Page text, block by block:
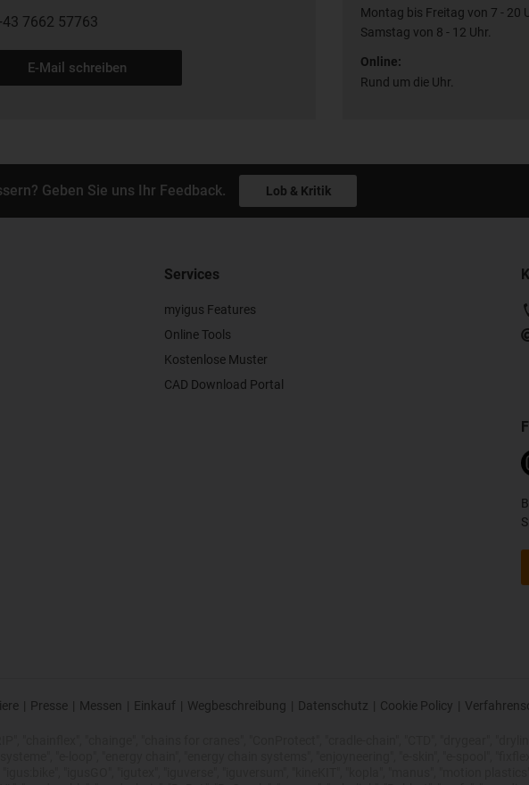
7662 57763
E-Mail schreiben
Montag bis Freitag von 7 - 20
Samstag von 8 - 12 Uhr.
Online:
Rund um die Uhr.
Geben Sie uns Ihr Feedback. Lob & Kritik
Services
myigus Features
Online Tools
Kostenlose Muster
CAD Download Portal
| Presse | Messen | Einkauf | Wegbeschreibung | Datenschutz | Cookie Policy |